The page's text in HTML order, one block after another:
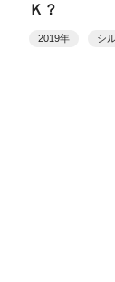
Ｋ？
2019年 シ